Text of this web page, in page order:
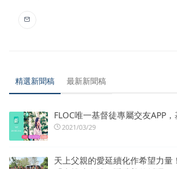
精選新聞稿 最新新聞稿
FLOC唯一基督徒專屬交友APP
2021/03/29
天上父親的愛延續化作希望力量